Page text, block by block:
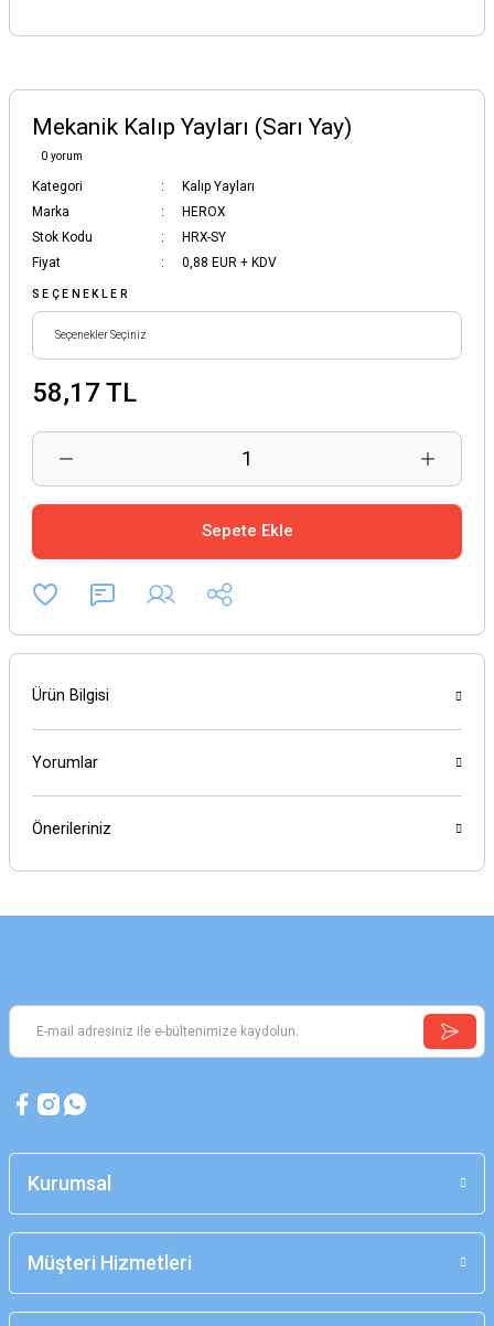
Mekanik Kalıp Yayları (Sarı Yay)
0 yorum
Kategori
Kalıp Yayları
Marka
HEROX
Stok Kodu
HRX-SY
Fiyat
0,88 EUR + KDV
SEÇENEKLER
58,17 TL
Sepete Ekle
Ürün Bilgisi
Yorumlar
Önerileriniz
Kurumsal
Müşteri Hizmetleri